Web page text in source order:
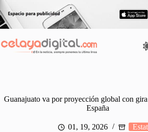
Saltar
al
contenido
Guanajuato va por proyección global con gira
España
01, 19, 2026